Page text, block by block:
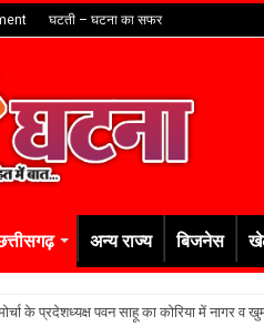
घटती – घटना का सफर
अन्य राज्य बिजनेस
के प्रदेशध्यक्ष पवन साहू का कोरिया में नागर व